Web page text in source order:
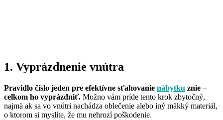
1. Vyprázdnenie vnútra
Pravidlo číslo jeden pre efektívne sťahovanie nábytku znie –
celkom ho vyprázdniť. Možno vám príde tento krok zbytočný,
najmä ak sa vo vnútri nachádza oblečenie alebo iný mäkký materiál,
o ktorom si myslíte, že mu nehrozí poškodenie.